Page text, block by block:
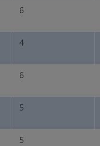
6
4
6
5
5